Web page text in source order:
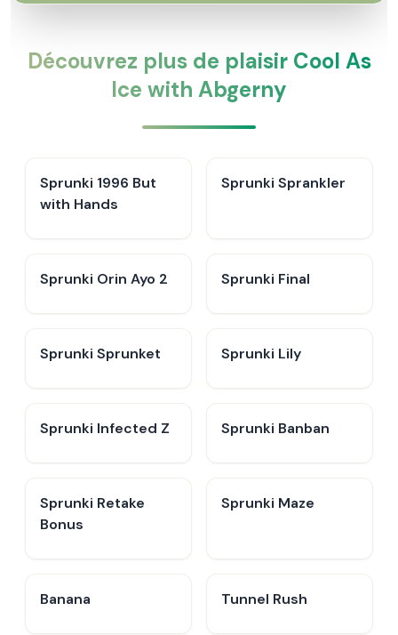
Découvrez plus de plaisir Cool As
Ice with Abgerny
Sprunki 1996 But
with Hands
Sprunki Sprankler
Sprunki Orin Ayo 2 Sprunki Final
Sprunki Sprunket Sprunki Lily
Sprunki Infected Z Sprunki Banban
Sprunki Retake
Bonus
Sprunki Maze
Banana Tunnel Rush